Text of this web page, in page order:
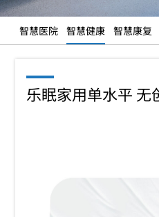
智慧医院 智慧健康 智慧康复
乐眠家用单水平 无